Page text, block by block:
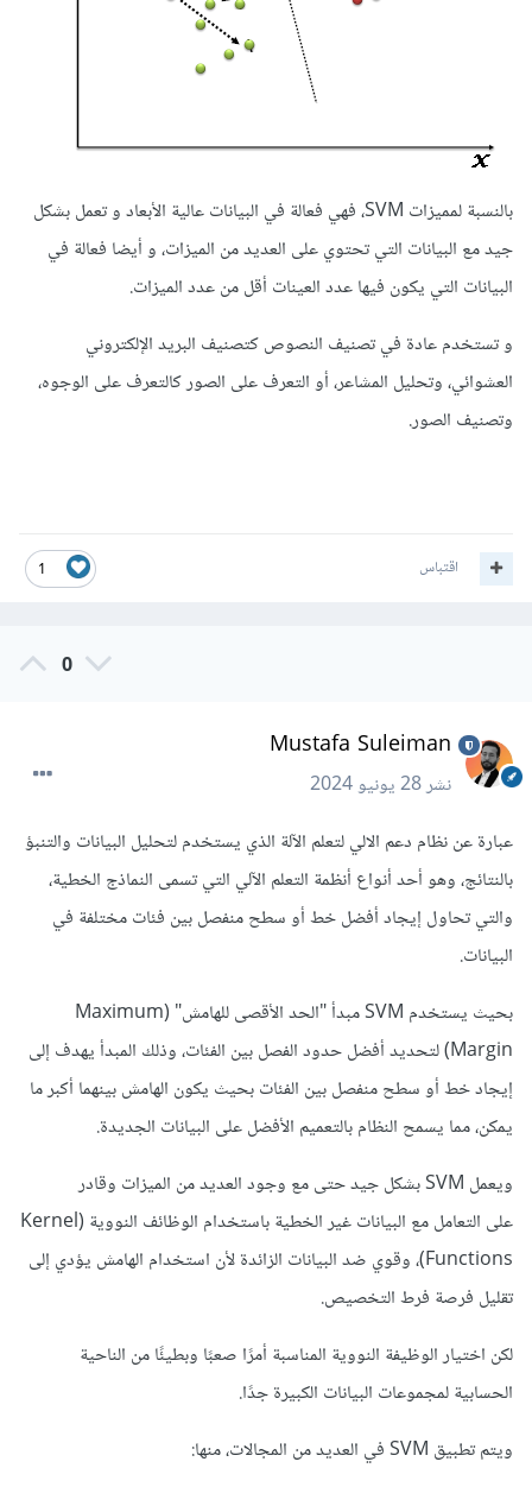
بالنسبة لمميزات SVM، فهي فعالة في البيانات عالية الأبعاد و تعمل بشكل
جيد مع البيانات التي تحتوي على العديد من الميزات، و أيضا فعالة في
البيانات التي يكون فيها عدد العينات أقل من عدد الميزات.
و تستخدم عادة في تصنيف النصوص كتصنيف البريد الإلكتروني
العشوائي، وتحليل المشاعر، أو التعرف على الصور كالتعرف على الوجوه،
وتصنيف الصور.
1 اقتباس
0
Mustafa Suleiman
نشر28 يونيو 2024
عبارة عن نظام دعم الالي لتعلم الآلة الذي يستخدم لتحليل البيانات والتنبؤ
بالنتائج، وهو أحد أنواع أنظمة التعلم الآلي التي تسمى النماذج الخطية،
والتي تحاول إيجاد أفضل خط أو سطح منفصل بين فئات مختلفة في
البيانات.
بحيث يستخدم SVM مبدأ "الحد الأقصى للهامش" (Maximum
Margin) لتحديد أفضل حدود الفصل بين الفئات، وذلك المبدأ يهدف إلى
إيجاد خط أو سطح منفصل بين الفئات بحيث يكون الهامش بينهما أكبر ما
يمكن، مما يسمح النظام بالتعميم الأفضل على البيانات الجديدة.
ويعمل SVM بشكل جيد حتى مع وجود العديد من الميزات وقادر
على التعامل مع البيانات غير الخطية باستخدام الوظائف النووية (Kernel
Functions)، وقوي ضد البيانات الزائدة لأن استخدام الهامش يؤدي إلى
تقليل فرصة فرط التخصيص.
لكن اختيار الوظيفة النووية المناسبة أمرًا صعبًا وبطيئًا من الناحية
الحسابية لمجموعات البيانات الكبيرة جدًا.
ويتم تطبيق SVM في العديد من المجالات، منها: